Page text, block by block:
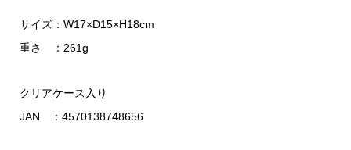
サイズ：W17×D15×H18cm
重さ ：261g
クリアケース入り
JAN ：4570138748656